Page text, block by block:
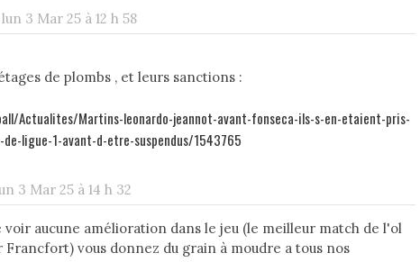
lun 3 Mar 25 à 12 h 58
de plombs , et leurs sanctions :
Actualites/Martins-leonardo-jeannot-avant-fonseca-ils-s-en-etaient-pris-
ligue-1-avant-d-etre-suspendus/1543765
3 Mar 25 à 14 h 32
voir aucune amélioration dans le jeu (le meilleur match de l'ol
Francfort) vous donnez du grain à moudre a tous nos